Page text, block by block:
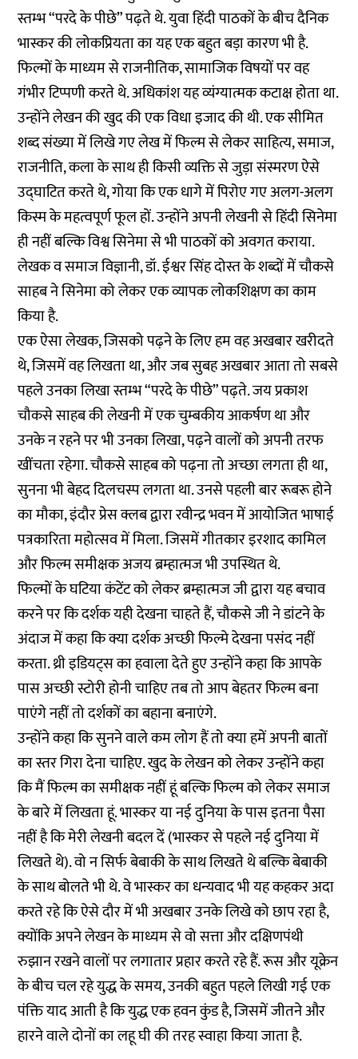
स्तम्भ “परदे के पीछे” पढ़ते थे. युवा हिंदी पाठकों के बीच दैनिक
भास्कर की लोकप्रियता का यह एक बहुत बड़ा कारण भी है.
फिल्मों के माध्यम से राजनीतिक, सामाजिक विषयों पर वह
गंभीर टिप्पणी करते थे. अधिकांश यह व्यंग्यात्मक कटाक्ष होता था.
उन्होंने लेखन की खुद की एक विधा इजाद की थी. एक सीमित
शब्द संख्या में लिखे गए लेख में फिल्म से लेकर साहित्य, समाज,
राजनीति, कला के साथ ही किसी व्यक्ति से जुड़ा संस्मरण ऐसे
उद्घाटित करते थे, गोया कि एक धागे में पिरोए गए अलग-अलग
किस्म के महत्वपूर्ण फूल हों. उन्होंने अपनी लेखनी से हिंदी सिनेमा
ही नहीं बल्कि विश्व सिनेमा से भी पाठकों को अवगत कराया.
लेखक व समाज विज्ञानी, डॉ. ईश्वर सिंह दोस्त के शब्दों में चौकसे
साहब ने सिनेमा को लेकर एक व्यापक लोकशिक्षण का काम
किया है.
एक ऐसा लेखक, जिसको पढ़ने के लिए हम वह अखबार खरीदते
थे, जिसमें वह लिखता था, और जब सुबह अखबार आता तो सबसे
पहले उनका लिखा स्तम्भ “परदे के पीछे” पढ़ते. जय प्रकाश
चौकसे साहब की लेखनी में एक चुम्बकीय आकर्षण था और
उनके न रहने पर भी उनका लिखा, पढ़ने वालों को अपनी तरफ
खींचता रहेगा. चौकसे साहब को पढ़ना तो अच्छा लगता ही था,
सुनना भी बेहद दिलचस्प लगता था. उनसे पहली बार रूबरू होने
का मौका, इंदौर प्रेस क्लब द्वारा रवीन्द्र भवन में आयोजित भाषाई
पत्रकारिता महोत्सव में मिला. जिसमें गीतकार इरशाद कामिल
और फिल्म समीक्षक अजय ब्रम्हात्मज भी उपस्थित थे.
फिल्मों के घटिया कंटेंट को लेकर ब्रम्हात्मज जी द्वारा यह बचाव
करने पर कि दर्शक यही देखना चाहते हैं, चौकसे जी ने डांटने के
अंदाज में कहा कि क्या दर्शक अच्छी फिल्मे देखना पसंद नहीं
करता. थ्री इडियट्स का हवाला देते हुए उन्होंने कहा कि आपके
पास अच्छी स्टोरी होनी चाहिए तब तो आप बेहतर फिल्म बना
पाएंगे नहीं तो दर्शकों का बहाना बनाएंगे.
उन्होंने कहा कि सुनने वाले कम लोग हैं तो क्या हमें अपनी बातों
का स्तर गिरा देना चाहिए. खुद के लेखन को लेकर उन्होंने कहा
कि मैं फिल्म का समीक्षक नहीं हूं बल्कि फिल्म को लेकर समाज
के बारे में लिखता हूं. भास्कर या नई दुनिया के पास इतना पैसा
नहीं है कि मेरी लेखनी बदल दें (भास्कर से पहले नई दुनिया में
लिखते थे). वो न सिर्फ बेबाकी के साथ लिखते थे बल्कि बेबाकी
के साथ बोलते भी थे. वे भास्कर का धन्यवाद भी यह कहकर अदा
करते रहे कि ऐसे दौर में भी अखबार उनके लिखे को छाप रहा है,
क्योंकि अपने लेखन के माध्यम से वो सत्ता और दक्षिणपंथी
रुझान रखने वालों पर लगातार प्रहार करते रहे हैं. रूस और यूक्रेन
के बीच चल रहे युद्ध के समय, उनकी बहुत पहले लिखी गई एक
पंक्ति याद आती है कि युद्ध एक हवन कुंड है, जिसमें जीतने और
हारने वाले दोनों का लहू घी की तरह स्वाहा किया जाता है.